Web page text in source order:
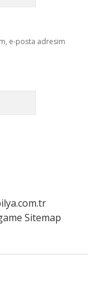
e-posta adresim
Sitemap